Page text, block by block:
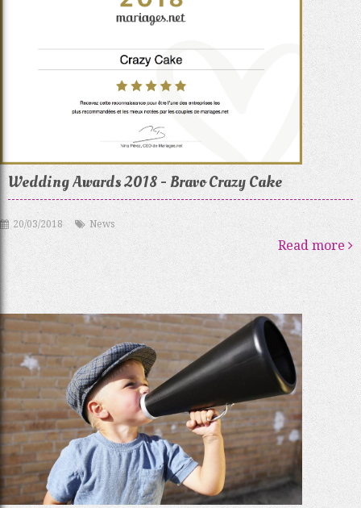
Wedding Awards 2018 - Bravo Crazy Cake
20/03/2018 News
Read more